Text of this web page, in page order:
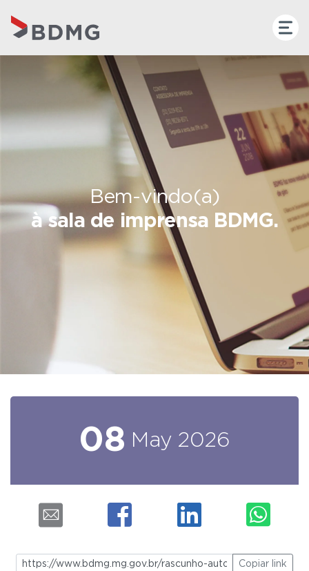
Bem-vindo(a)
à sala de imprensa BDMG.
08 May 2026
Copiar link